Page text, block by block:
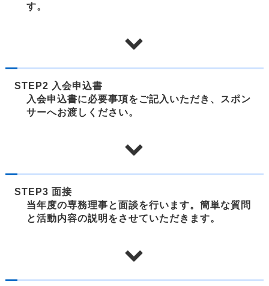
す。
STEP2 入会申込書
入会申込書に必要事項をご記入いただき、スポン
サーへお渡しください。
STEP3 面接
当年度の専務理事と面談を行います。 簡単な質問
と活動内容の説明をさせていただきます。